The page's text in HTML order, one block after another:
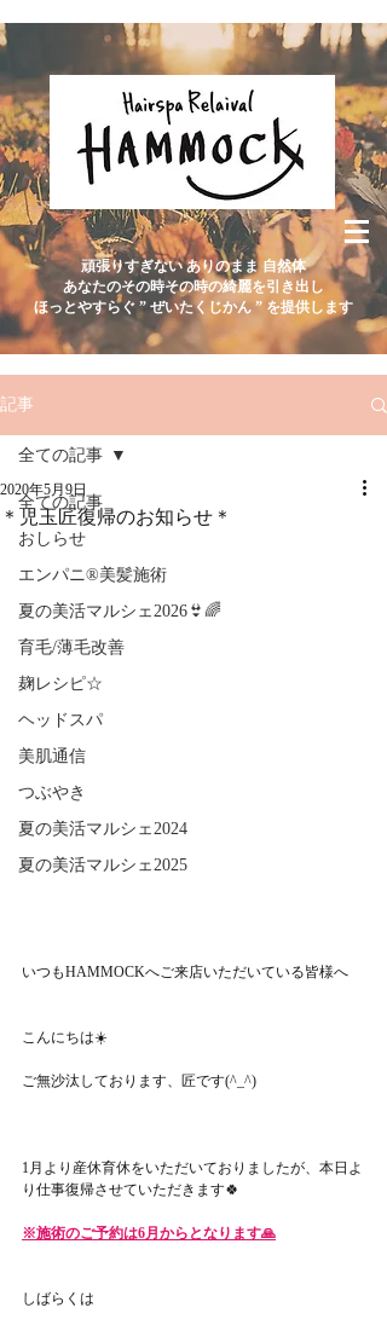
頑張りすぎない ありのまま 自然体
あなたのその時その時の綺麗を引き出し
ほっとやすらぐ ” ぜいたくじかん ” を提供します
記事
全ての記事
おしらせ
エンパニ®美髪施術
夏の美活マルシェ2026👙🌈
育毛/薄毛改善
麹レシピ☆
ヘッドスパ
美肌通信
つぶやき
夏の美活マルシェ2024
夏の美活マルシェ2025
全ての記事
＊児玉匠復帰のお知らせ＊
2020年5月9日
いつもHAMMOCKへご来店いただいている皆様へ
こんにちは☀️
ご無沙汰しております、匠です(^_^)
1月より産休育休をいただいておりましたが、本日よ
り仕事復帰させていただきます🍀
※施術のご予約は6月からとなります🙏
しばらくは